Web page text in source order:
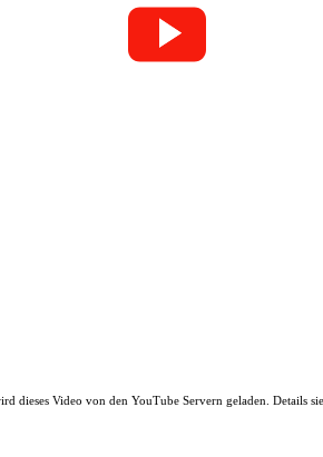
dieses Video von den YouTube Servern geladen. Details